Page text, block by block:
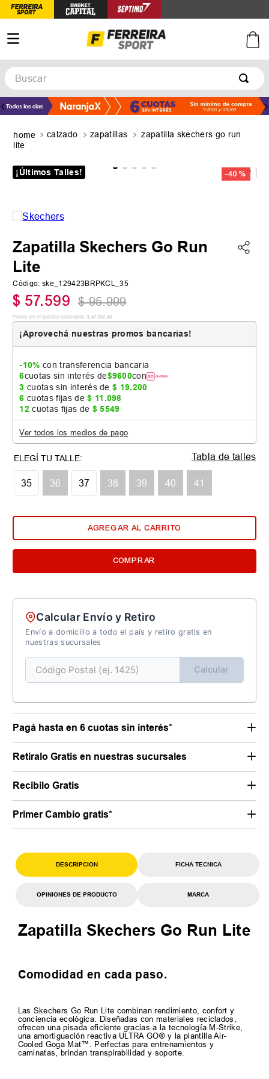
Buscar
calzado zapatillas
zapatilla skechers go run
lite
¡Últimos Talles! -40 %
Zapatilla Skechers Go Run
Lite
Código: ske_129423BRPKCL_35
$ 57.599 $ 95.999
Precio sin impuestos nacionales: $ 47.602 ,48
¡Aprovechá nuestras promos bancarias!
-10% con transferencia bancaria
6cuotas sin interés de$9600con
3 cuotas sin interés de$ 19.200
6 cuotas fijas de$ 11 .098
12 cuotas fijas de $ 5549
Ver todos los medios de pago
35 36 37 38 39 40 41
Tabla de talles
AGREGAR AL CARRITO
COMPRAR
Calcular Envío y Retiro
Envío a domicilio a todo el país y retiro gratis en
nuestras sucursales
Calcular
Pagá hasta en 6 cuotas sin interés*
Retiralo Gratis en nuestras sucursales
Recibilo Gratis
Primer Cambio gratis*
DESCRIPCION FICHA TECNICA
OPINIONES DE PRODUCTO MARCA
Zapatilla Skechers Go Run Lite
Comodidad en cada paso.
Las Skechers Go Run Lite combinan rendimiento, confort y
conciencia ecológica. Diseñadas con materiales reciclados,
ofrecen una pisada eficiente gracias a la tecnología M-Strike,
una amortiguación reactiva ULTRA GO® y la plantilla Air-
Cooled Goga Mat™. Perfectas para entrenamientos y
caminatas, brindan transpirabilidad y soporte.
TÉRMINOS MÁS BUSCADOS
2.